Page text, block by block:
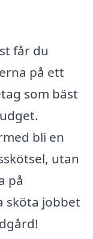
får du
på ett
som bäst
bli en
utan
på
sköta jobbet